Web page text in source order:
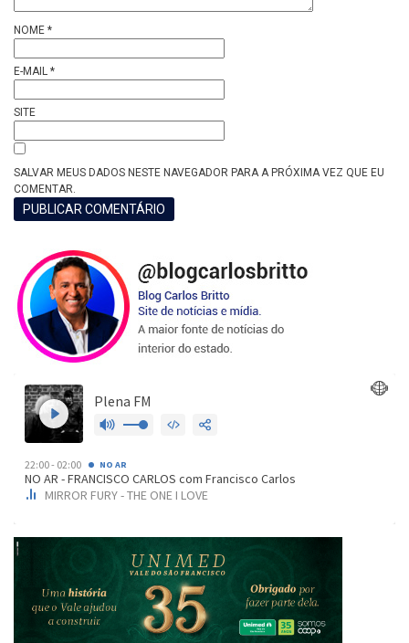
NOME *
E-MAIL *
SITE
SALVAR MEUS DADOS NESTE NAVEGADOR PARA A PRÓXIMA VEZ QUE EU
COMENTAR.